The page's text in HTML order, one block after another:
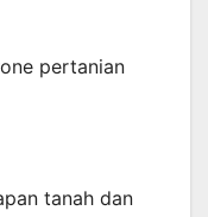
pertanian
tanah dan